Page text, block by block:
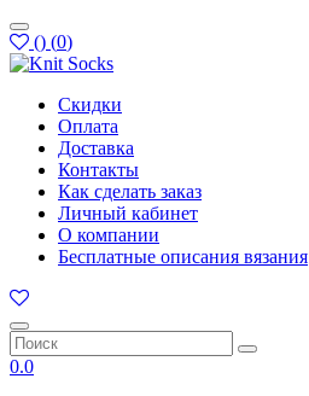
() (0)
Скидки
Оплата
Доставка
Контакты
Как сделать заказ
Личный кабинет
О компании
Бесплатные описания вязания
0.0